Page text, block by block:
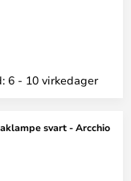
6 - 10 virkedager
svart - Arcchio